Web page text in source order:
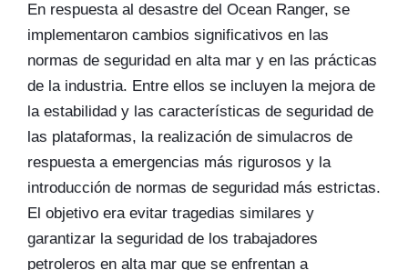
En respuesta al desastre del Ocean Ranger, se
implementaron cambios significativos en las
normas de seguridad en alta mar y en las prácticas
de la industria. Entre ellos se incluyen la mejora de
la estabilidad y las características de seguridad de
las plataformas, la realización de simulacros de
respuesta a emergencias más rigurosos y la
introducción de normas de seguridad más estrictas.
El objetivo era evitar tragedias similares y
garantizar la seguridad de los trabajadores
petroleros en alta mar que se enfrentan a